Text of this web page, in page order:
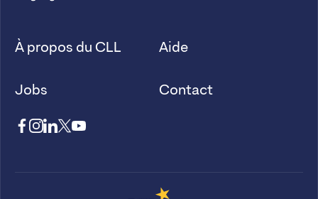
À propos du CLL
Jobs
Aide
Contact